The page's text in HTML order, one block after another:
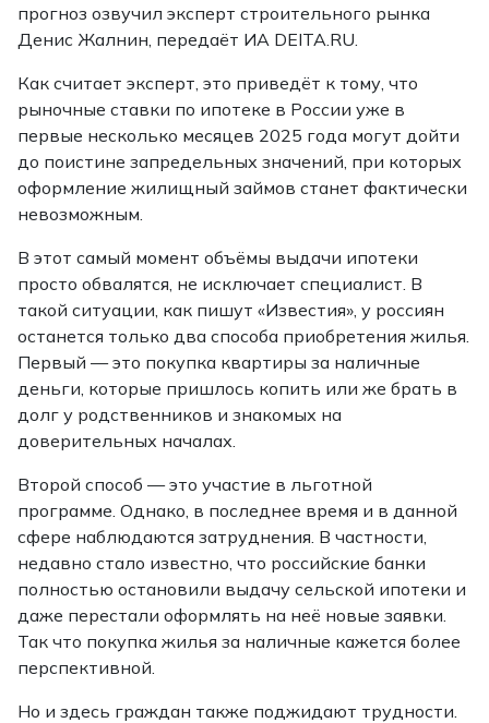
прогноз озвучил эксперт строительного рынка
Денис Жалнин, передаёт ИА DEITA.RU.
Как считает эксперт, это приведёт к тому, что
рыночные ставки по ипотеке в России уже в
первые несколько месяцев 2025 года могут дойти
до поистине запредельных значений, при которых
оформление жилищный займов станет фактически
невозможным.
В этот самый момент объёмы выдачи ипотеки
просто обвалятся, не исключает специалист. В
такой ситуации, как пишут «Известия», у россиян
останется только два способа приобретения жилья.
Первый — это покупка квартиры за наличные
деньги, которые пришлось копить или же брать в
долг у родственников и знакомых на
доверительных началах.
Второй способ — это участие в льготной
программе. Однако, в последнее время и в данной
сфере наблюдаются затруднения. В частности,
недавно стало известно, что российские банки
полностью остановили выдачу сельской ипотеки и
даже перестали оформлять на неё новые заявки.
Так что покупка жилья за наличные кажется более
перспективной.
Но и здесь граждан также поджидают трудности.